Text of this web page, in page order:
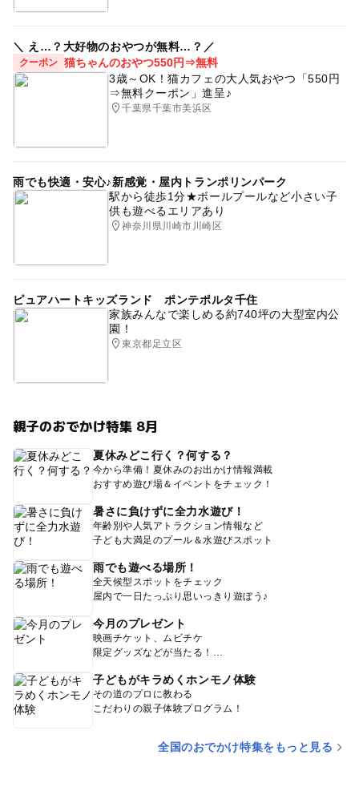
＼ え…？大好物のおやつが無料…？／
クーポン 猫ちゃんのおやつ550円⇒無料
3歳～OK！猫カフェの大人気おやつ「550円
⇒無料クーポン」進呈♪
千葉県千葉市美浜区
雨でも快適・安心♪新感覚・屋内トランポリンパーク
駅から徒歩1分★ボールプールなど小さい子
供も遊べるエリアあり
神奈川県川崎市川崎区
ピュアハートキッズランド ポンテポルタ千住
家族みんなで楽しめる約740坪の大型室内公
園！
東京都足立区
親子のおでかけ特集 8月
夏休みどこ行く？何する？
今から準備！夏休みのお出かけ情報満載
おすすめ遊び場＆イベントをチェック！
暑さに負けずに全力水遊び！
年齢別や人気アトラクション情報など
子ども大満足のプール＆水遊びスポット
雨でも遊べる場所！
全天候型スポットをチェック
屋内で一日たっぷり思いっきり遊ぼう♪
今月のプレゼント
映画チケット、ムビチケ
限定グッズなどが当たる！
子どもがキラめくホンモノ体験
その道のプロに教わる
こだわりの親子体験プログラム！
全国のおでかけ特集をもっと見る